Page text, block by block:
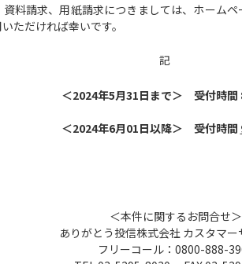
料請求、用紙請求につきましては、ホーム
ただければ幸いです。
記
＜2024年5月31日まで＞ 受付時間
＜2024年6月01日以降＞ 受付時間
＜本件に関するお問合せ＞
ありがとう投信株式会社 カスタマー
フリーコール：0800-888-